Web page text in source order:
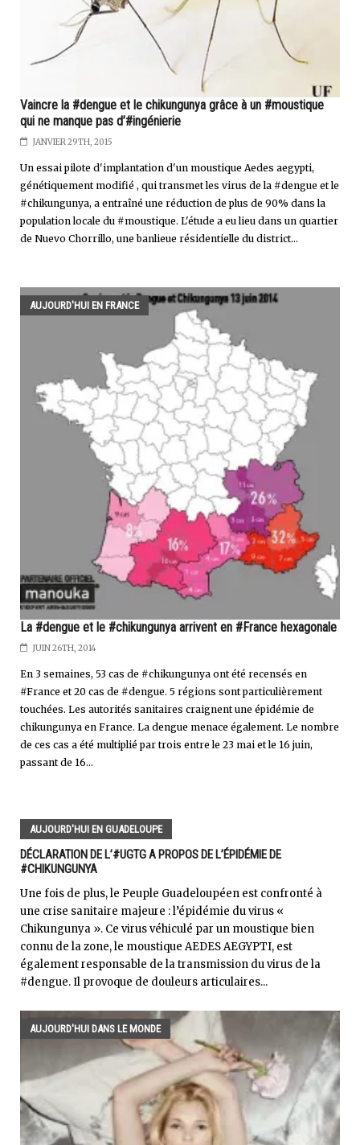
Vaincre la #dengue et le chikungunya grâce à un #moustique
qui ne manque pas d’#ingénierie
JANVIER 29TH, 2015
Un essai pilote d'implantation d'un moustique Aedes aegypti,
génétiquement modifié , qui transmet les virus de la #dengue et le
#chikungunya, a entraîné une réduction de plus de 90% dans la
population locale du #moustique. L'étude a eu lieu dans un quartier
de Nuevo Chorrillo, une banlieue résidentielle du district...
AUJOURD'HUI EN FRANCE
La #dengue et le #chikungunya arrivent en #France hexagonale
JUIN 26TH, 2014
En 3 semaines, 53 cas de #chikungunya ont été recensés en
#France et 20 cas de #dengue. 5 régions sont particulièrement
touchées. Les autorités sanitaires craignent une épidémie de
chikungunya en France. La dengue menace également. Le nombre
de ces cas a été multiplié par trois entre le 23 mai et le 16 juin,
passant de 16...
AUJOURD'HUI EN GUADELOUPE
DÉCLARATION DE L’#UGTG A PROPOS DE L’ÉPIDÉMIE DE
#CHIKUNGUNYA
Une fois de plus, le Peuple Guadeloupéen est confronté à
une crise sanitaire majeure : l’épidémie du virus «
Chikungunya ». Ce virus véhiculé par un moustique bien
connu de la zone, le moustique AEDES AEGYPTI, est
également responsable de la transmission du virus de la
#dengue. Il provoque de douleurs articulaires...
AUJOURD'HUI DANS LE MONDE